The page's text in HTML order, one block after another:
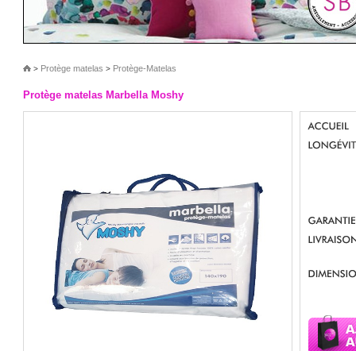
> Protège matelas > Protège-Matelas
Protège matelas Marbella Moshy